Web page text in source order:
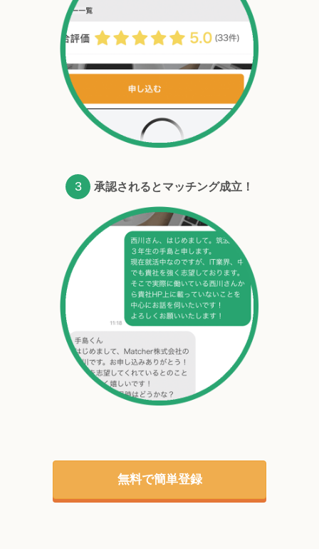
3 承認されるとマッチング成立！
無料で簡単登録